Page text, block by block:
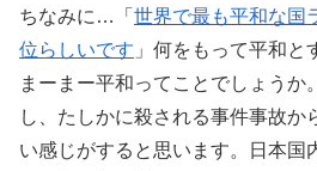
ちなみに…「 世界で最も平和な国
位らしいです 」何をもって平和と
まーまー平和ってことでしょうか
し、たしかに殺される事件事故か
い感じがすると思います。日本国